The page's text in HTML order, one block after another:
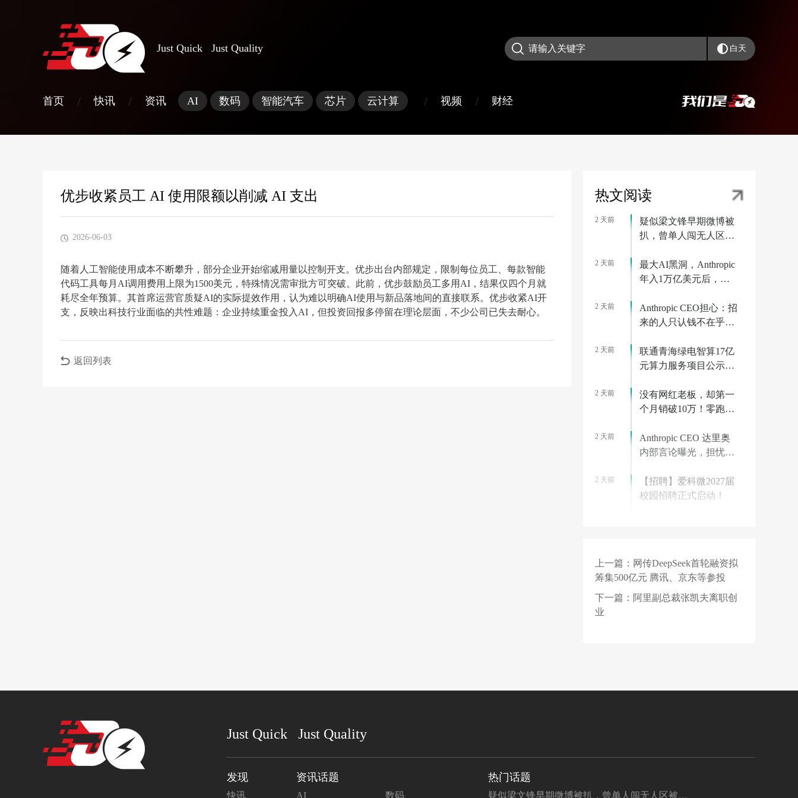
Just Quick Just Quality 白天
首页 / 快讯 / 资讯 AI 数码 智能汽车 芯片 云计算 / 视频 / 财经
优步收紧员工 AI 使用限额以削减 AI 支出
2026-06-03
随着人工智能使用成本不断攀升，部分企业开始缩减用量以控制开支。优步出台内部规定，限制每位员工、每款智能
代码工具每月AI调用费用上限为1500美元，特殊情况需审批方可突破。此前，优步鼓励员工多用AI，结果仅四个月就
耗尽全年预算。其首席运营官质疑AI的实际提效作用，认为难以明确AI使用与新品落地间的直接联系。优步收紧AI开
支，反映出科技行业面临的共性难题：企业持续重金投入AI，但投资回报多停留在理论层面，不少公司已失去耐心。
返回列表
热文阅读
2 天前
疑似梁文锋早期微博被
扒，曾单人闯无人区被
2 天前
最大AI黑洞，Anthropic
年入1万亿美元后，算
2 天前
Anthropic CEO担心：招
来的人只认钱不在乎使
2 天前
联通青海绿电智算17亿
元算力服务项目公示：
选人
2 天前
没有网红老板，却第一
个月销破10万！零跑打
2 天前
Anthropic CEO 达里奥
内部言论曝光，担忧员
2 天前
【招聘】爱科微2027届
校园招聘正式启动！
1 天前
中国联通：智算规模达
45EFLOPS，今年算力
相关投资将超 175 亿元
1 天前
上一篇： 网传DeepSeek首轮融资拟
筹集500亿元 腾讯、京东等参投
下一篇： 阿里副总裁张凯夫离职创
业
Just Quick Just Quality
发现
快讯
资讯话题
AI 数码
热门话题
疑似梁文锋早期微博被扒，曾单人闯无人区被困